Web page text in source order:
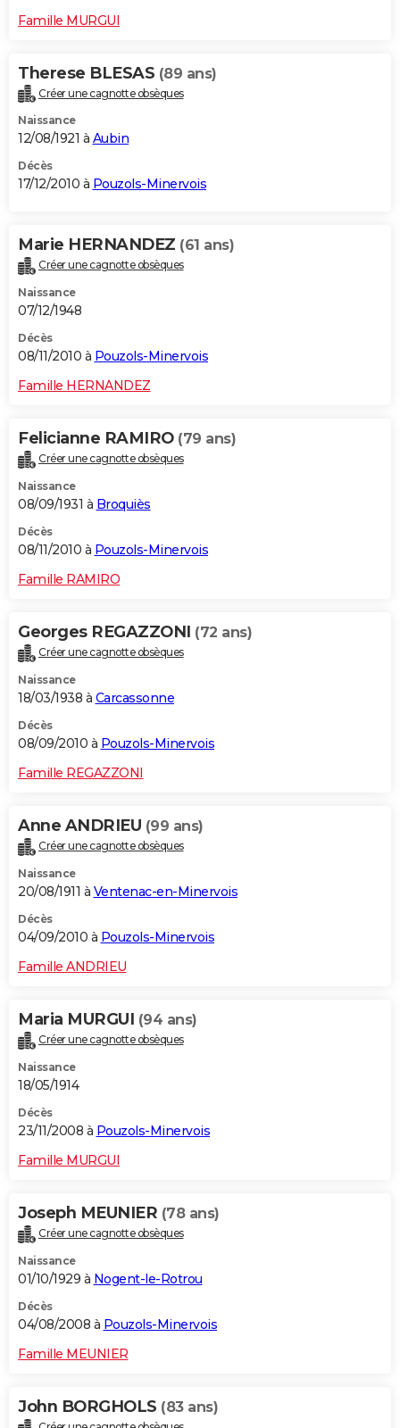
Famille MURGUI
Therese BLESAS (89 ans)
Créer une cagnotte obsèques
Naissance
12/08/1921 à Aubin
Décès
17/12/2010 à Pouzols-Minervois
Marie HERNANDEZ (61 ans)
Créer une cagnotte obsèques
Naissance
07/12/1948
Décès
08/11/2010 à Pouzols-Minervois
Famille HERNANDEZ
Felicianne RAMIRO (79 ans)
Créer une cagnotte obsèques
Naissance
08/09/1931 à Broquiès
Décès
08/11/2010 à Pouzols-Minervois
Famille RAMIRO
Georges REGAZZONI (72 ans)
Créer une cagnotte obsèques
Naissance
18/03/1938 à Carcassonne
Décès
08/09/2010 à Pouzols-Minervois
Famille REGAZZONI
Anne ANDRIEU (99 ans)
Créer une cagnotte obsèques
Naissance
20/08/1911 à Ventenac-en-Minervois
Décès
04/09/2010 à Pouzols-Minervois
Famille ANDRIEU
Maria MURGUI (94 ans)
Créer une cagnotte obsèques
Naissance
18/05/1914
Décès
23/11/2008 à Pouzols-Minervois
Famille MURGUI
Joseph MEUNIER (78 ans)
Créer une cagnotte obsèques
Naissance
01/10/1929 à Nogent-le-Rotrou
Décès
04/08/2008 à Pouzols-Minervois
Famille MEUNIER
John BORGHOLS (83 ans)